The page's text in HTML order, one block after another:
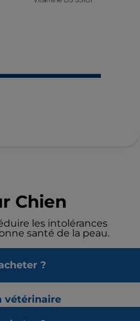
Chien
les intolérances
santé de la peau.
?
vétérinaire